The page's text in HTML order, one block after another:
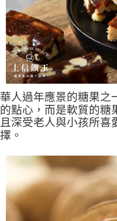
1.本服務係由「台灣大哥大股份
用戶於交易時，得透過本服務購
買賣價金債權讓與本公司後，依
2.基於同意付款使用「大哥付你
資料（包含姓名、電話或地址）
由本公司與您本人進行分期帳單
3.完整用戶服務條款，請詳閱以下
ATM／網路銀行／等多元方式
※ 請注意：結帳手續完成當下不
購買商品的店家。未經商家同意
後付繳納相關費用。
※ 交易是否成功請以「AFTEE
是否繳費成功／繳費後需取消欲
客戶支援中心」https://
１．透過由恩沛科技股份有限公
易，需依本服務之必要範圍內提
權轉讓予恩沛科技股份有限公司
「AFTEE先享後付」，若未經
４．使用「AFTEE先享後付」
時審查核予不同之上限額度；若
５．嚴禁一人註冊多個帳號或
宅配
每筆NT$100，滿NT$1,000(
京站台北店客服中心(1F星巴
請自備購物袋，若需購買紙袋
免運費
華人過年應景的糖果之
的點心，而是軟質的糖
且深受老人與小孩所
擇。